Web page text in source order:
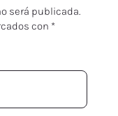
será publicada.
con *